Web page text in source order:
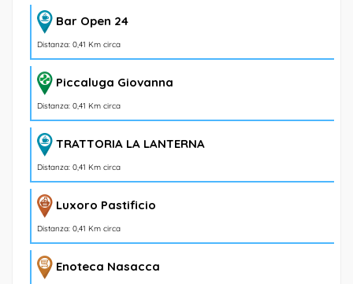
Bar Open 24
Distanza: 0,41 Km circa
Piccaluga Giovanna
Distanza: 0,41 Km circa
TRATTORIA LA LANTERNA
Distanza: 0,41 Km circa
Luxoro Pastificio
Distanza: 0,41 Km circa
Enoteca Nasacca